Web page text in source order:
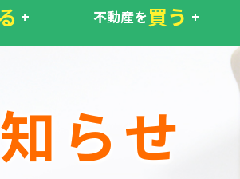
不動産を買う
らせ